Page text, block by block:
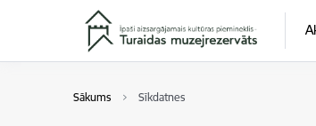
Pāriet uz lapas saturu
Sākums Sīkdatnes